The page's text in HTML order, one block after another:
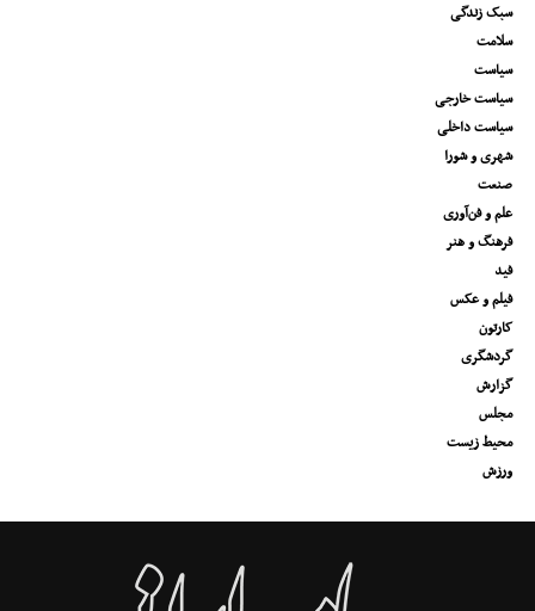
سبک زندگی
سلامت
سیاست
سیاست خارجی
سیاست داخلی
شهری و شورا
صنعت
علم و فن‌آوری
فرهنگ و هنر
فید
فیلم و عکس
کارتون
گردشگری
گزارش
مجلس
محیط زیست
ورزش